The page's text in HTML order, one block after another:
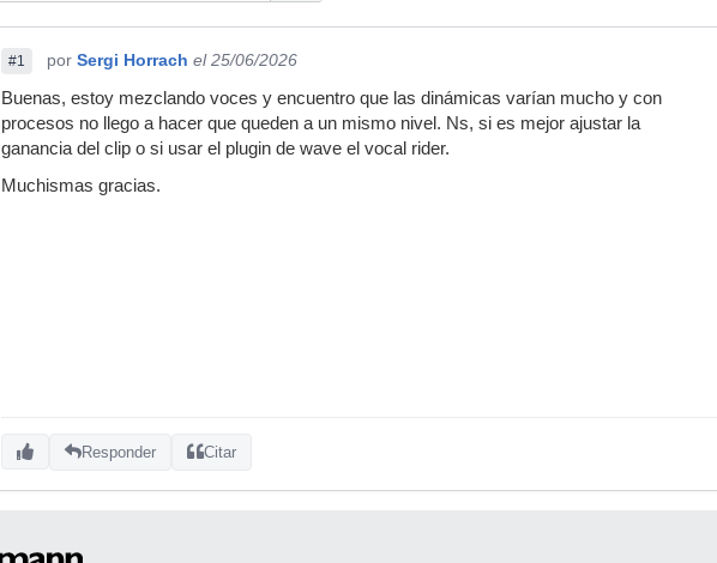
#1 por Sergi Horrach el 25/06/2026
Buenas, estoy mezclando voces y encuentro que las dinámicas varían mucho y con
procesos no llego a hacer que queden a un mismo nivel. Ns, si es mejor ajustar la
ganancia del clip o si usar el plugin de wave el vocal rider.
Muchismas gracias.
Responder Citar